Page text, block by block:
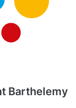
Barthelemy